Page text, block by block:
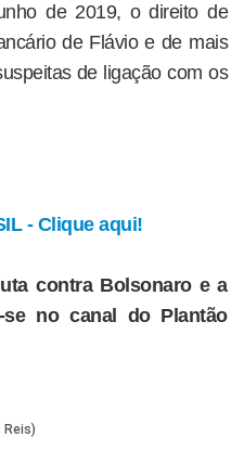
de 2019, o direito de
de Flávio e de mais
de ligação com os
- Clique aqui!
contra Bolsonaro e a
se no canal do Plantão